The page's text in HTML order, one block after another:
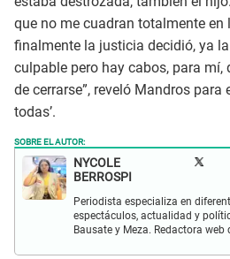
que no me cuadran totalmente en
finalmente la justicia decidió, ya
culpable pero hay cabos, para
de cerrarse”, reveló Mandros para
todas’.
SOBRE EL AUTOR:
NYCOLE
BERROSPI
Periodista especializa en
espectáculos, actualidad y
Bausate y Meza. Redactora web